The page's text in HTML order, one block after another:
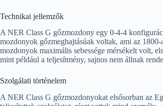
Technikai jellemzők
A NER Class G gőzmozdony egy 0-4-4
mozdonyok gőzmeghajtásúak voltak, ami az
mozdonyok maximális sebessége mérsékelt volt,
mint például a teljesítmény, sajnos nem állnak
Szolgálati történelem
A NER Class G gőzmozdonyokat elsősorban az